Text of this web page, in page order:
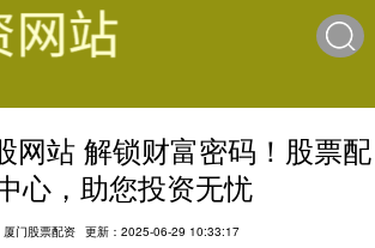
网站 解锁财富密码！股票配
心，助您投资无忧
厦门股票配资 更新：2025-06-29 10:33:17